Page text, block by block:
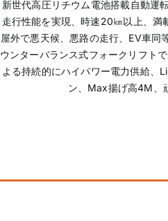
新世代高圧リチウム電池搭載自動運
走行性能を実現、時速20㎞以上、満
屋外で悪天候、悪路の走行、EV車同
ウンターバランス式フォークリフト
よる持続的にハイパワー電力供給、
ン、Max揚げ高4M、